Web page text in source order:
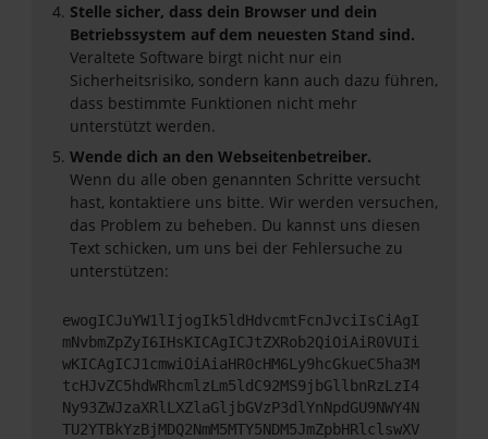
Stelle sicher, dass dein Browser und dein
Betriebssystem auf dem neuesten Stand sind.
Veraltete Software birgt nicht nur ein
Sicherheitsrisiko, sondern kann auch dazu führen,
dass bestimmte Funktionen nicht mehr
unterstützt werden.
Wende dich an den Webseitenbetreiber.
Wenn du alle oben genannten Schritte versucht
hast, kontaktiere uns bitte. Wir werden versuchen,
das Problem zu beheben. Du kannst uns diesen
Text schicken, um uns bei der Fehlersuche zu
unterstützen:
ewogICJuYW1lIjogIk5ldHdvcmtFcnJvciIsCiAgI
mNvbmZpZyI6IHsKICAgICJtZXRob2QiOiAiR0VUIi
wKICAgICJ1cmwiOiAiaHR0cHM6Ly9hcGkueC5ha3M
tcHJvZC5hdWRhcmlzLm5ldC92MS9jbGllbnRzLzI4
Ny93ZWJzaXRlLXZlaGljbGVzP3dlYnNpdGU9NWY4N
TU2YTBkYzBjMDQ2NmM5MTY5NDM5JmZpbHRlclswXV